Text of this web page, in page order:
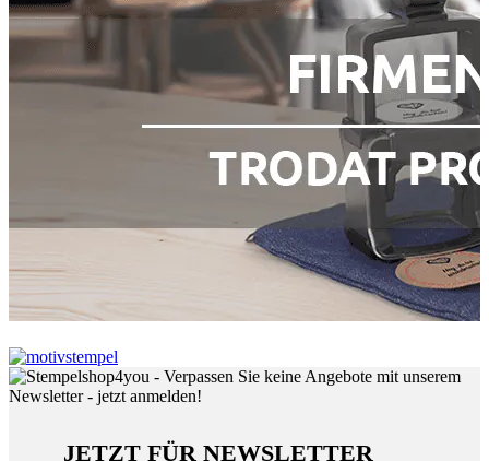
JETZT FÜR NEWSLETTER